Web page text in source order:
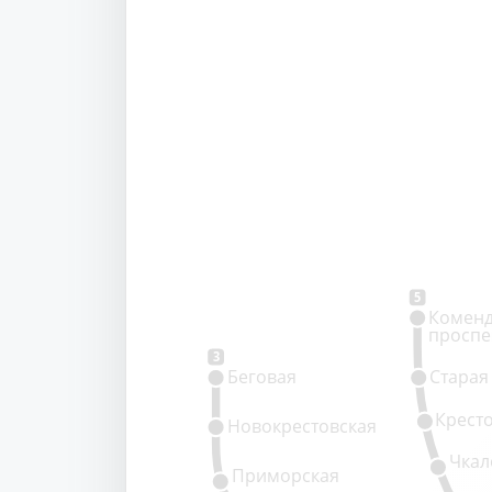
3
5
Приморская
Новокрестовская
Беговая